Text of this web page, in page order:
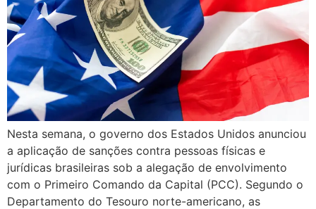
Nesta semana, o governo dos Estados Unidos anunciou
a aplicação de sanções contra pessoas físicas e
jurídicas brasileiras sob a alegação de envolvimento
com o Primeiro Comando da Capital (PCC). Segundo o
Departamento do Tesouro norte-americano, as